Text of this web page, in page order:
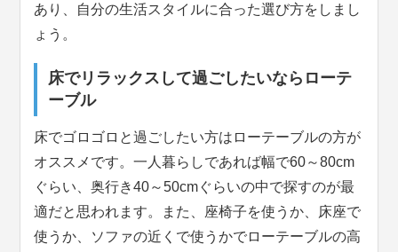
あり、自分の生活スタイルに合った選び方をしまし
ょう。
床でリラックスして過ごしたいならローテ
ーブル
床でゴロゴロと過ごしたい方はローテーブルの方が
オススメです。一人暮らしであれば幅で60～80cm
ぐらい、奥行き40～50cmぐらいの中で探すのが最
適だと思われます。また、座椅子を使うか、床座で
使うか、ソファの近くで使うかでローテーブルの高